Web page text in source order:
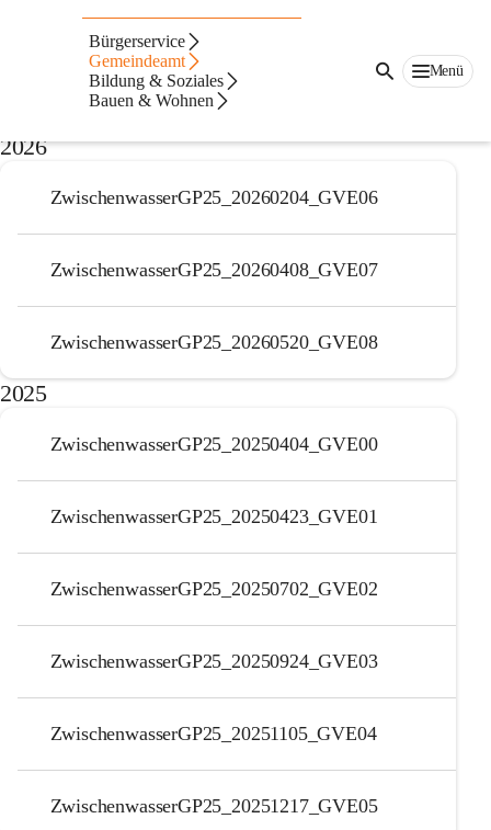
Bürgerservice
Gemeindeamt
Bildung & Soziales
Bauen & Wohnen
Menü
Protokolle
2026
ZwischenwasserGP25_20260204_GVE06
ZwischenwasserGP25_20260408_GVE07
ZwischenwasserGP25_20260520_GVE08
2025
ZwischenwasserGP25_20250404_GVE00
ZwischenwasserGP25_20250423_GVE01
ZwischenwasserGP25_20250702_GVE02
ZwischenwasserGP25_20250924_GVE03
ZwischenwasserGP25_20251105_GVE04
ZwischenwasserGP25_20251217_GVE05